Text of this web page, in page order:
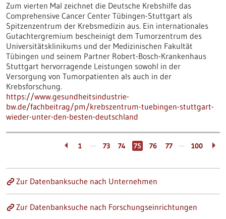
Zum vierten Mal zeichnet die Deutsche Krebshilfe das
Comprehensive Cancer Center Tübingen-Stuttgart als
Spitzenzentrum der Krebsmedizin aus. Ein internationales
Gutachtergremium bescheinigt dem Tumorzentrum des
Universitätsklinikums und der Medizinischen Fakultät
Tübingen und seinem Partner Robert-Bosch-Krankenhaus
Stuttgart hervorragende Leistungen sowohl in der
Versorgung von Tumorpatienten als auch in der
Krebsforschung.
https://www.gesundheitsindustrie-
bw.de/fachbeitrag/pm/krebszentrum-tuebingen-stuttgart-
wieder-unter-den-besten-deutschland
1 … 73 74 75 76 77 … 100
Zur Datenbanksuche nach Unternehmen
Zur Datenbanksuche nach Forschungseinrichtungen